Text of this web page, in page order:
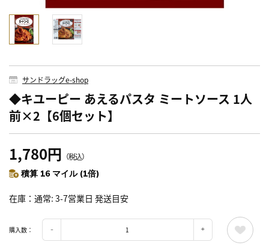
サンドラッグe-shop
◆キユーピー あえるパスタ ミートソース 1人
前×2【6個セット】
1,780円 （税込）
積算 16 マイル (1倍)
在庫 通常: 3-7営業日 発送目安
購入数：